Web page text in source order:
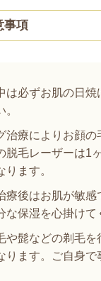
事項
は必ずお肌の日焼
治療によりお顔の
脱毛レーザーは1
ります。
療後はお肌が敏感
な保湿を心掛けて
や髭などの剃毛を
ります。ご自身で